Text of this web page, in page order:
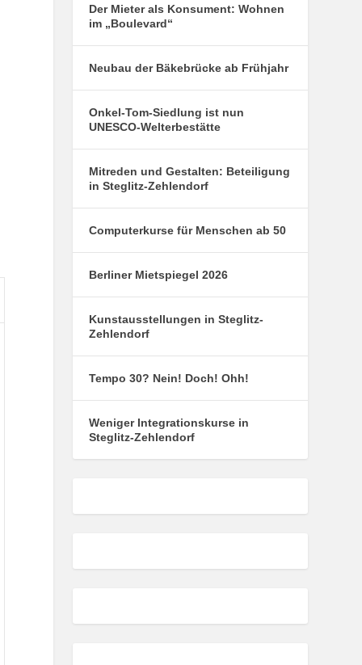
Der Mieter als Konsument: Wohnen
im „Boulevard“
Neubau der Bäkebrücke ab Frühjahr
Onkel-Tom-Siedlung ist nun
UNESCO-Welterbestätte
Mitreden und Gestalten: Beteiligung
in Steglitz-Zehlendorf
Computerkurse für Menschen ab 50
Berliner Mietspiegel 2026
Kunstausstellungen in Steglitz-
Zehlendorf
Tempo 30? Nein! Doch! Ohh!
Weniger Integrationskurse in
Steglitz-Zehlendorf